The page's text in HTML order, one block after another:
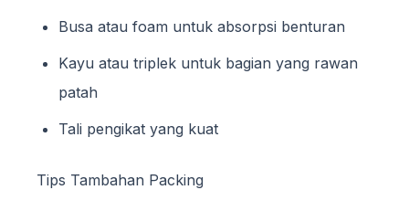
Busa atau foam untuk absorpsi benturan
Kayu atau triplek untuk bagian yang rawan
patah
Tali pengikat yang kuat
Tips Tambahan Packing